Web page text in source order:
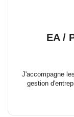
EA /
J'accompagne
gestion